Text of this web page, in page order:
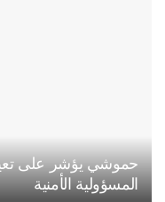
حموشي يؤشر على
المسؤولية الأمنية